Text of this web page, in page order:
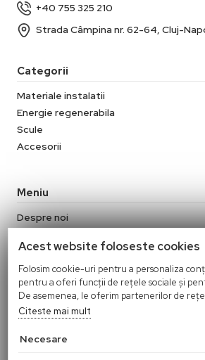
+40 755 325 210
Strada Câmpina nr. 62-64, Cluj-
Categorii
Materiale instalatii
Energie regenerabila
Scule
Accesorii
Meniu
Despre noi
Termeni si conditii
Politica de confidentialitate
Politica Cookies
Politica de retur
Acest website foloseste cookies
Folosim cookie-uri pentru a personaliza
pentru a oferi funcții de rețele sociale și
De asemenea, le oferim partenerilor de
publicitate și de analize informații cu privire
folosiți site-ul nostru. Aceștia le pot combina
oferite de dvs. sau culese în urma folosirii
Citeste mai mult
Necesare